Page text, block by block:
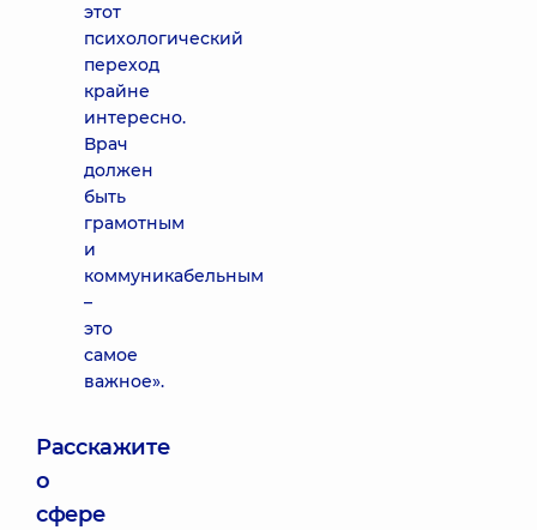
этот
психологический
переход
крайне
интересно.
Врач
должен
быть
грамотным
и
коммуникабельным
–
это
самое
важное».
Расскажите
о
сфере